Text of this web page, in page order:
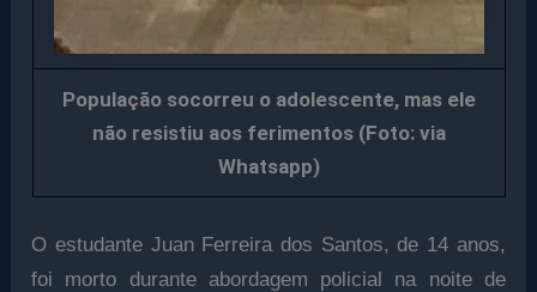
População socorreu o adolescente, mas ele
não resistiu aos ferimentos (Foto: via
Whatsapp)
O estudante Juan Ferreira dos Santos, de 14 anos,
foi morto durante abordagem policial na noite de